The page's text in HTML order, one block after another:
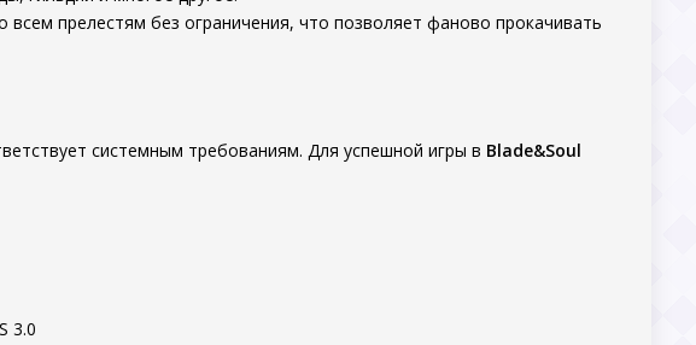
всем прелестям без ограничения, что позволяет фаново прокачивать
системным требованиям. Для успешной игры в Blade&Soul
3.0